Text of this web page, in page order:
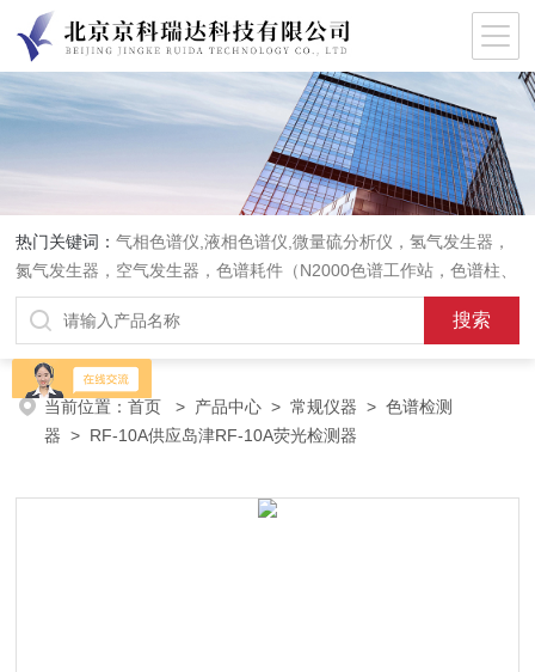
热门关键词：气相色谱仪,液相色谱仪,微量硫分析仪，氢气发生器，
氮气发生器，空气发生器，色谱耗件（N2000色谱工作站，色谱柱、
阀件、进样器、色谱担体），顶空进样器，热解析仪，紫外分光光度
计，原子吸收分光光度计，傅立叶红外光谱仪，分析天平等常规实验
室产品。
当前位置：首页 > 产品中心 >常规仪器 >色谱检测
器 > RF-10A供应岛津RF-10A荧光检测器